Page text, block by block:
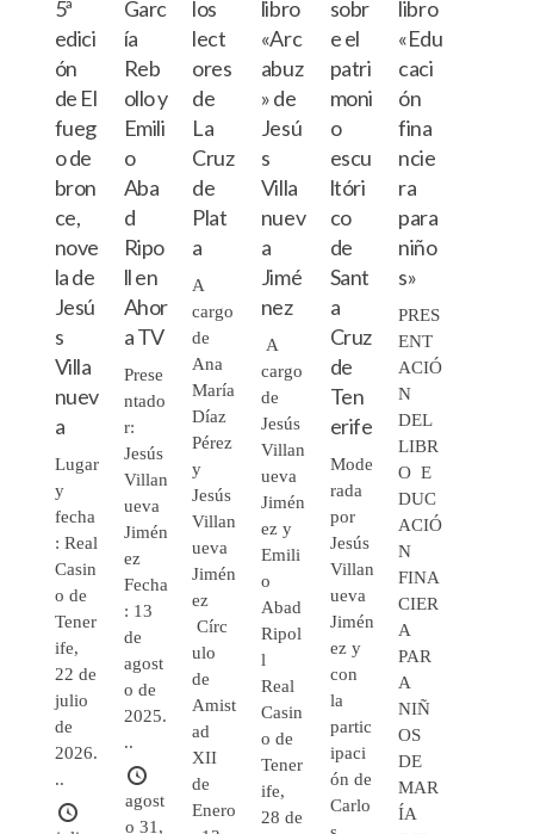
5ª
edici
ón
de El
fueg
o de
bron
ce,
nove
la de
Jesú
s
Villa
nuev
a
Lugar
y
fecha
: Real
Casin
o de
Tener
ife,
22 de
julio
de
2026.
..
Garc
ía
Reb
ollo y
Emili
o
Aba
d
Ripo
ll en
Ahor
a TV
Prese
ntado
r:
Jesús
Villan
ueva
Jimén
ez
Fecha
: 13
de
agost
o de
2025.
..
agost
o 31,
los
lect
ores
de
La
Cruz
de
Plat
a
A
cargo
de
Ana
María
Díaz
Pérez
y
Jesús
Villan
ueva
Jimén
ez
Círc
ulo
de
Amist
ad
XII
de
Enero
libro
«Arc
abuz
» de
Jesú
s
Villa
nuev
a
Jimé
nez
A
cargo
de
Jesús
Villan
ueva
Jimén
ez y
Emili
o
Abad
Ripol
l
Real
Casin
o de
Tener
ife,
28 de
sobr
e el
patri
moni
o
escu
ltóri
co
de
Sant
a
Cruz
de
Ten
erife
Mode
rada
por
Jesús
Villan
ueva
Jimén
ez y
con
la
partic
ipaci
ón de
Carlo
libro
«Edu
caci
ón
fina
ncie
ra
para
niño
s»
PRES
ENT
ACIÓ
N
DEL
LIBR
O E
DUC
ACIÓ
N
FINA
CIER
A
PAR
A
NIÑ
OS
DE
MAR
ÍA